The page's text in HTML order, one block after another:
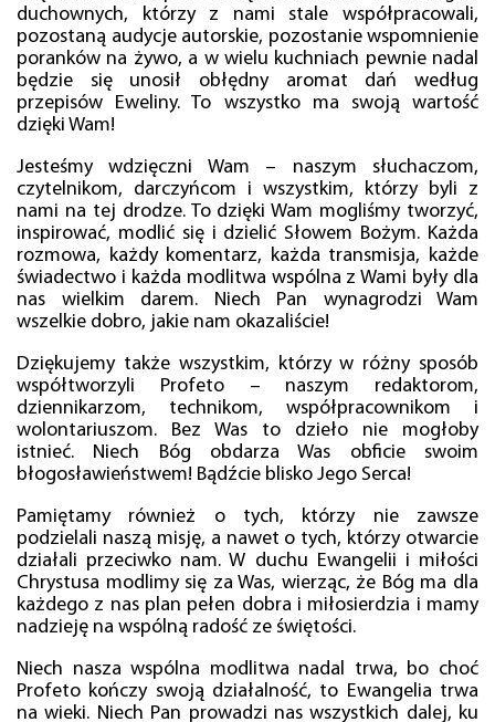
duchownych, którzy z nami stale współpracowali,
pozostaną audycje autorskie, pozostanie wspomnienie
poranków na żywo, a w wielu kuchniach pewnie nadal
będzie się unosił obłędny aromat dań według
przepisów Eweliny. To wszystko ma swoją wartość
dzięki Wam!
Jesteśmy wdzięczni Wam – naszym słuchaczom,
czytelnikom, darczyńcom i wszystkim, którzy byli z
nami na tej drodze. To dzięki Wam mogliśmy tworzyć,
inspirować, modlić się i dzielić Słowem Bożym. Każda
rozmowa, każdy komentarz, każda transmisja, każde
świadectwo i każda modlitwa wspólna z Wami były dla
nas wielkim darem. Niech Pan wynagrodzi Wam
wszelkie dobro, jakie nam okazaliście!
Dziękujemy także wszystkim, którzy w różny sposób
współtworzyli Profeto – naszym redaktorom,
dziennikarzom, technikom, współpracownikom i
wolontariuszom. Bez Was to dzieło nie mogłoby
istnieć. Niech Bóg obdarza Was obficie swoim
błogosławieństwem! Bądźcie blisko Jego Serca!
Pamiętamy również o tych, którzy nie zawsze
podzielali naszą misję, a nawet o tych, którzy otwarcie
działali przeciwko nam. W duchu Ewangelii i miłości
Chrystusa modlimy się za Was, wierząc, że Bóg ma dla
każdego z nas plan pełen dobra i miłosierdzia i mamy
nadzieję na wspólną radość ze świętości.
Niech nasza wspólna modlitwa nadal trwa, bo choć
Profeto kończy swoją działalność, to Ewangelia trwa
na wieki. Niech Pan prowadzi nas wszystkich dalej, ku